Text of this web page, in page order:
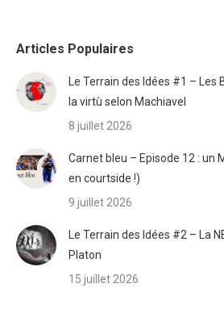
Articles Populaires
Le Terrain des Idées #1 – Les
la virtù selon Machiavel
8 juillet 2026
Carnet bleu – Episode 12 : un
en courtside !)
9 juillet 2026
Le Terrain des Idées #2 – La
Platon
15 juillet 2026